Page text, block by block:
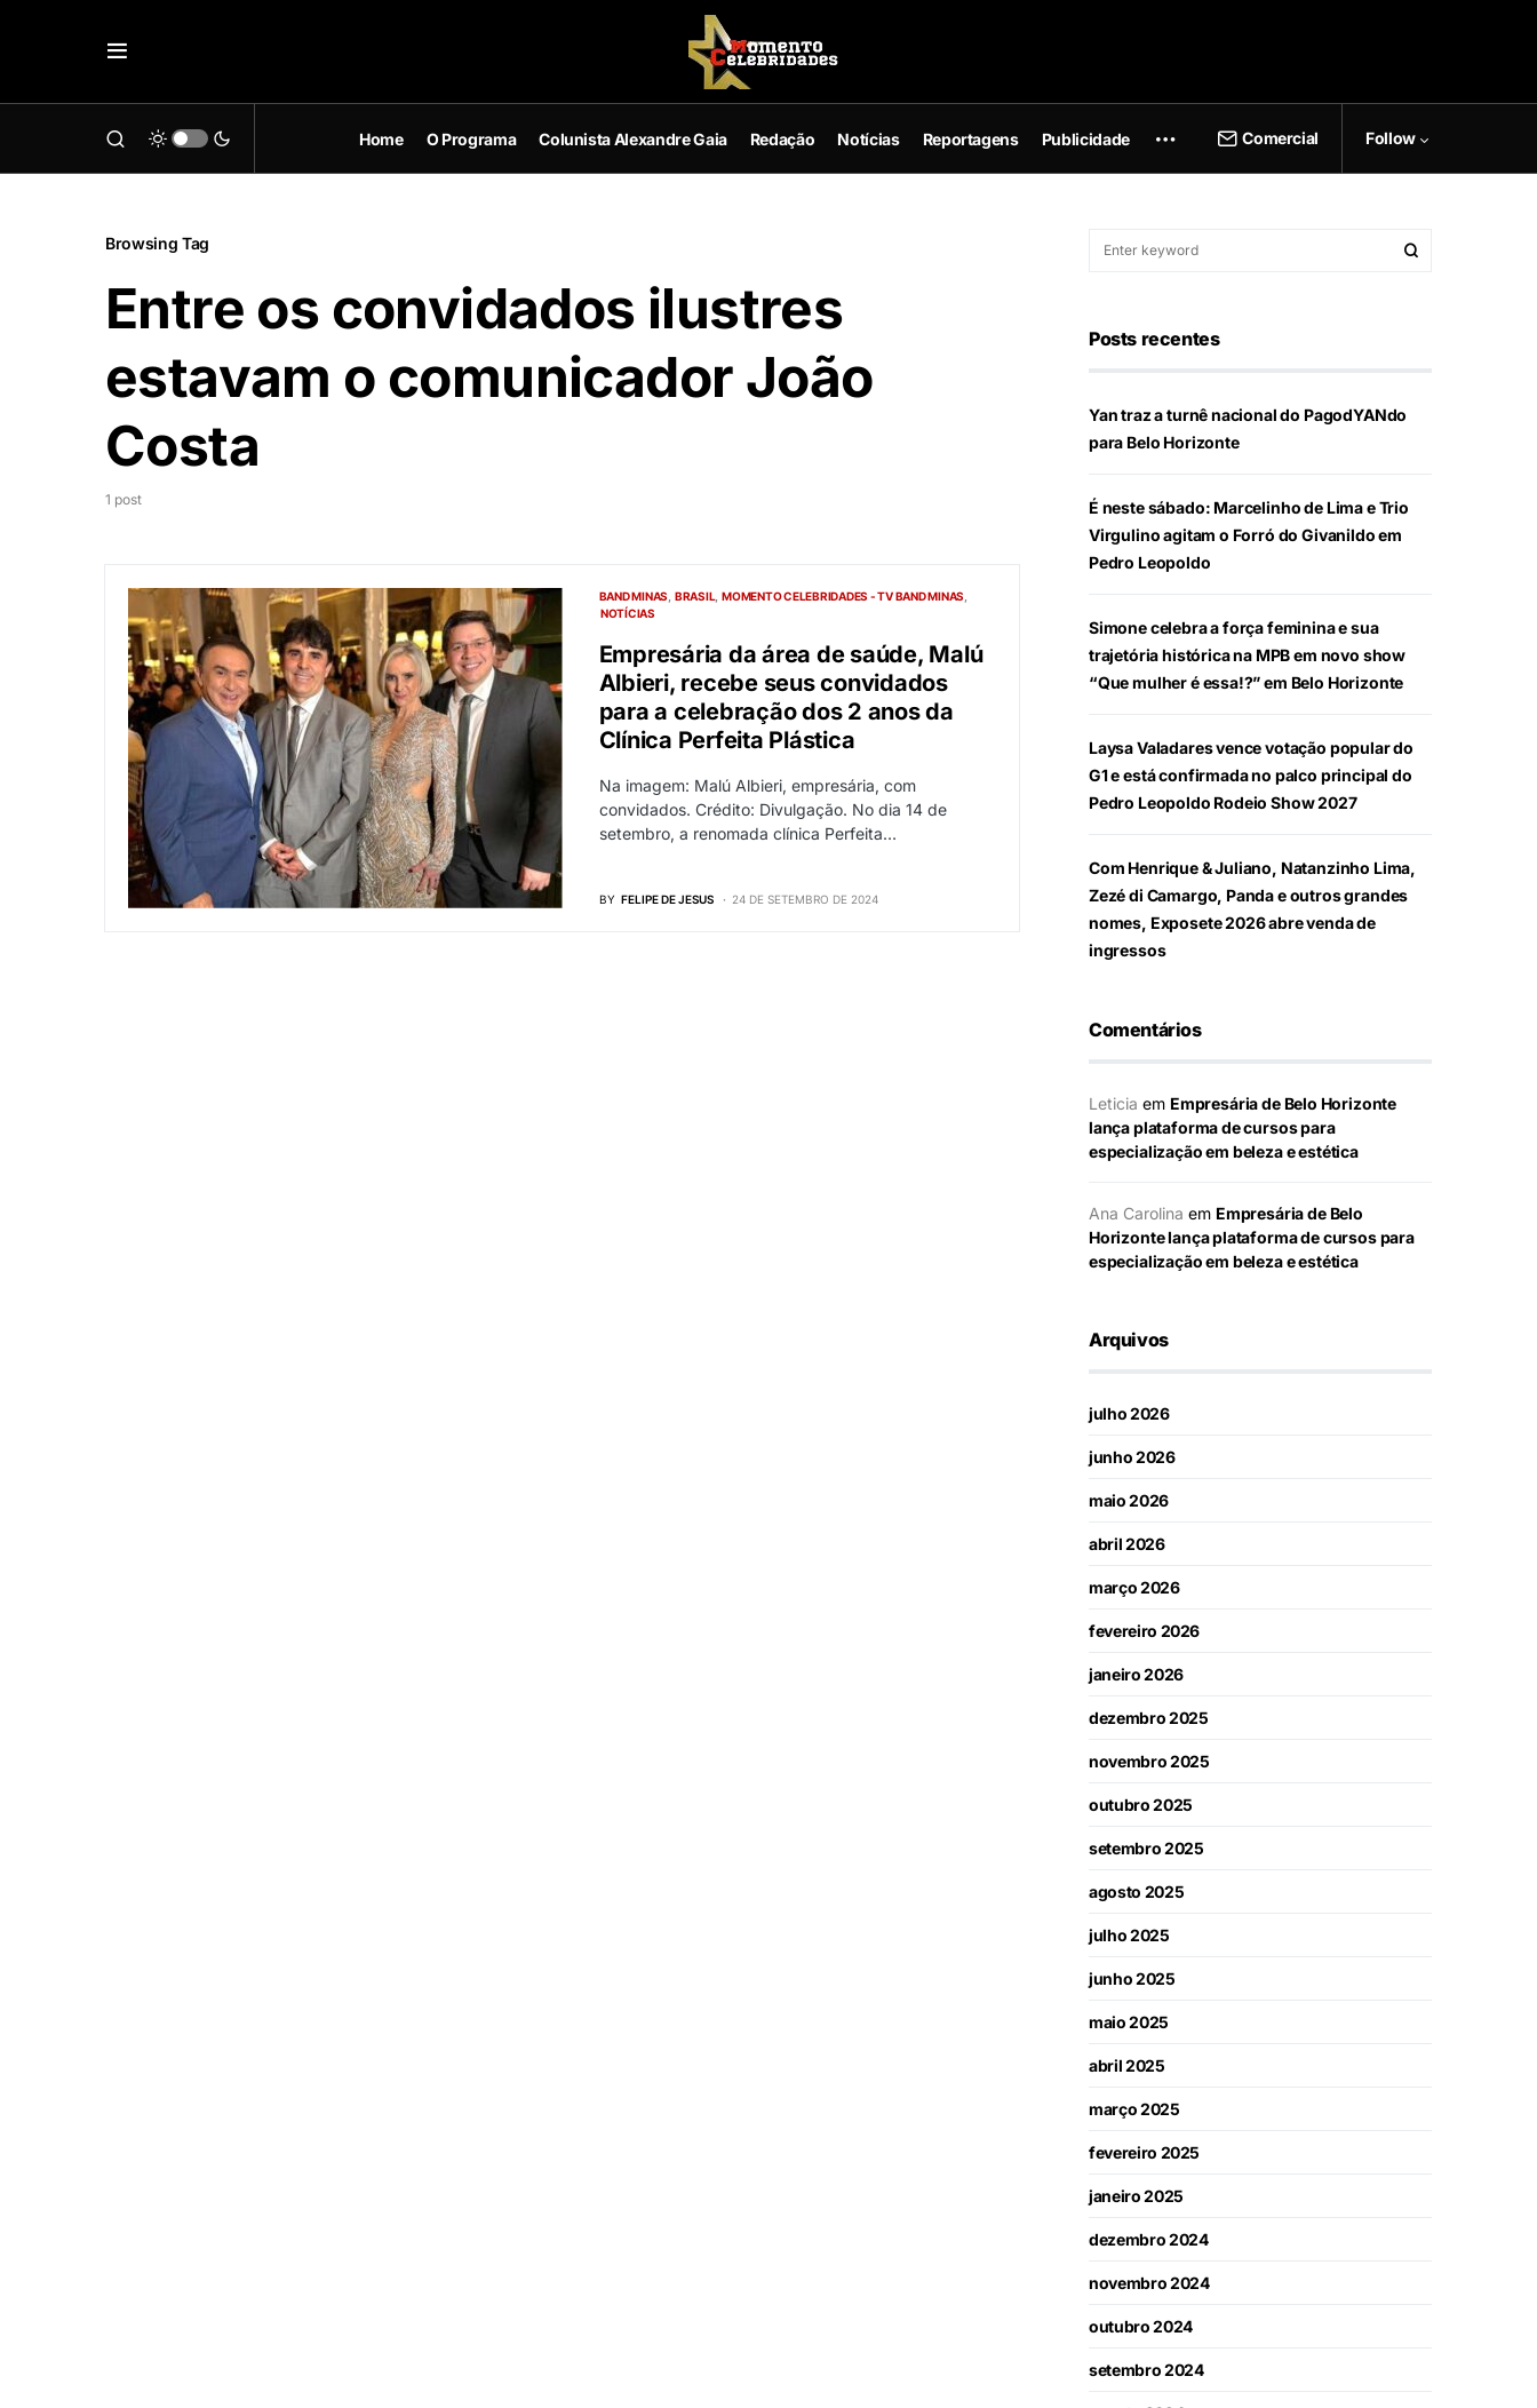
Home O Programa Colunista Alexandre Gaia Redação Notícias Reportagens Publicidade Comercial Follow
Browsing Tag
Entre os convidados ilustres
estavam o comunicador João
Costa
1 post
BAND MINAS BRASIL MOMENTO CELEBRIDADES - TV BAND MINAS
NOTÍCIAS
Empresária da área de saúde, Malú
Albieri, recebe seus convidados
para a celebração dos 2 anos da
Clínica Perfeita Plástica
Na imagem: Malú Albieri, empresária, com
convidados. Crédito: Divulgação. No dia 14 de
setembro, a renomada clínica Perfeita…
BY FELIPE DE JESUS 24 DE SETEMBRO DE 2024
Posts recentes
Yan traz a turnê nacional do PagodYANdo
para Belo Horizonte
É neste sábado: Marcelinho de Lima e Trio
Virgulino agitam o Forró do Givanildo em
Pedro Leopoldo
Simone celebra a força feminina e sua
trajetória histórica na MPB em novo show
“Que mulher é essa!?” em Belo Horizonte
Laysa Valadares vence votação popular do
G1 e está confirmada no palco principal do
Pedro Leopoldo Rodeio Show 2027
Com Henrique & Juliano, Natanzinho Lima,
Zezé di Camargo, Panda e outros grandes
nomes, Exposete 2026 abre venda de
ingressos
Comentários
Leticia em Empresária de Belo Horizonte
lança plataforma de cursos para
especialização em beleza e estética
Ana Carolina em Empresária de Belo
Horizonte lança plataforma de cursos para
especialização em beleza e estética
Arquivos
julho 2026
junho 2026
maio 2026
abril 2026
março 2026
fevereiro 2026
janeiro 2026
dezembro 2025
novembro 2025
outubro 2025
setembro 2025
agosto 2025
julho 2025
junho 2025
maio 2025
abril 2025
março 2025
fevereiro 2025
janeiro 2025
dezembro 2024
novembro 2024
outubro 2024
setembro 2024